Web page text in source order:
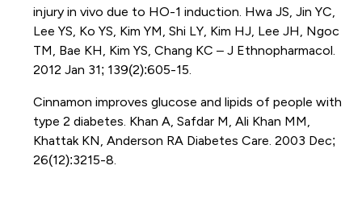
injury in vivo due to HO-1 induction. Hwa JS, Jin YC,
Lee YS, Ko YS, Kim YM, Shi LY, Kim HJ, Lee JH, Ngoc
TM, Bae KH, Kim YS, Chang KC – J Ethnopharmacol.
2012 Jan 31; 139(2):605-15.
Cinnamon improves glucose and lipids of people with
type 2 diabetes. Khan A, Safdar M, Ali Khan MM,
Khattak KN, Anderson RA Diabetes Care. 2003 Dec;
26(12):3215-8.